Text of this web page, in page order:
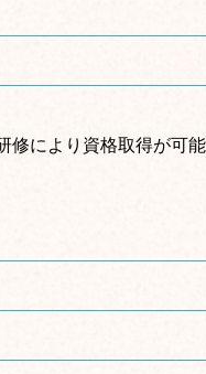
により資格取得が可能